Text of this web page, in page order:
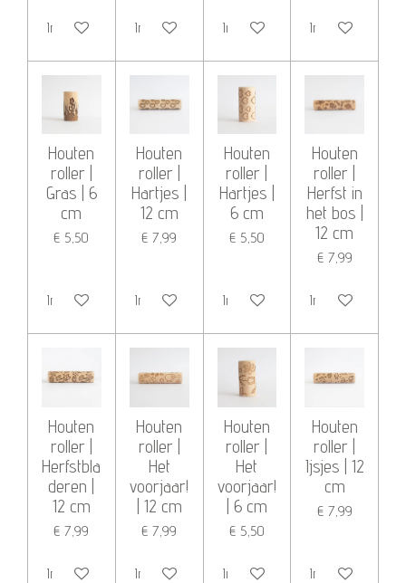
In winkelwagen In winkelwagen In winkelwagen In winkelwagen
Houten
roller |
Gras | 6
cm
€ 5,50
In winkelwagen
Houten
roller |
Hartjes |
12 cm
€ 7,99
In winkelwagen
Houten
roller |
Hartjes |
6 cm
€ 5,50
In winkelwagen
Houten
roller |
Herfst in
het bos |
12 cm
€ 7,99
In winkelwagen
Houten
roller |
Herfstbla
deren |
12 cm
€ 7,99
In winkelwagen
Houten
roller |
Het
voorjaar!
| 12 cm
€ 7,99
In winkelwagen
Houten
roller |
Het
voorjaar!
| 6 cm
€ 5,50
In winkelwagen
Houten
roller |
Ijsjes | 12
cm
€ 7,99
In winkelwagen